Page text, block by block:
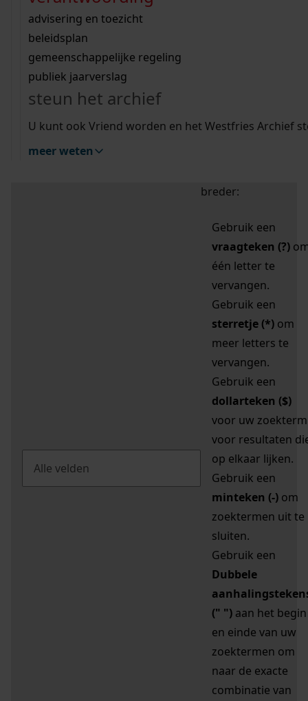
bouwvergunningen
omgevingsvergunningen
vergunningen
beeld en geluid
uitleg nodig?
Wij helpen u op weg met een aantal zoektips.
bekijk alle zoektips
Wij helpen u op weg met een aantal zoektips.
bekijk alle zoektips
bekijk ons geschiedenislokaal
advisering en toezicht
beleidsplan
gemeenschappelijke regeling
publiek jaarverslag
steun het archief
U kunt ook Vriend worden en het Westfries Archief
meer weten
zoektips
Mijn Studiezaal (inloggen)
uw zoekopdracht te
breder:
Gebruik een
vraagteken (?)
één letter te
vervangen.
Gebruik een
sterretje (*) om
meer letters te
vervangen.
Gebruik een
dollarteken ($)
voor uw zoekterm
voor resultaten
op elkaar lijken.
Gebruik een
minteken (-) om
zoektermen uit te
sluiten.
Gebruik een
Dubbele
(" ") aan het begin
en einde van uw
zoektermen om
naar de exacte
combinatie van